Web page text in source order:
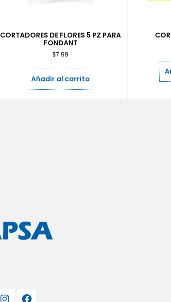
CORTADORES DE FLORES 5 PZ PARA
FONDANT
$7.99
Añadir al carrito